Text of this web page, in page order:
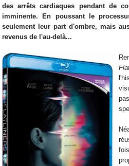
des arrêts cardiaques pendant de
imminente. En poussant le
seulement leur part d'ombre, mais
revenus de l'au-delà...